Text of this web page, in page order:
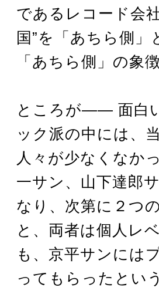
であるレコード会
国”を「あちら側
「あちら側」の象
ところが―― 面白
ック派の中には、
人々が少なくなか
一サン、山下達郎
なり、次第に２つ
と、両者は個人レ
も、京平サンには
ってもらったという